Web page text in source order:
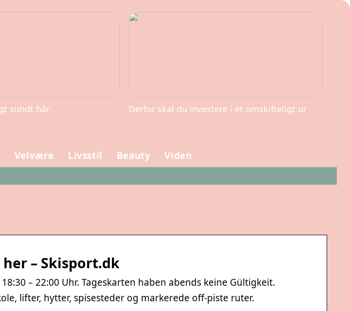
sundt hår Derfor skal du investere i et omskifteligt ur
Velvære Livsstil Beauty Viden
– Skisport.dk
– 22:00 Uhr. Tageskarten haben abends keine Gültigkeit.
lifter, hytter, spisesteder og markerede off-piste ruter.